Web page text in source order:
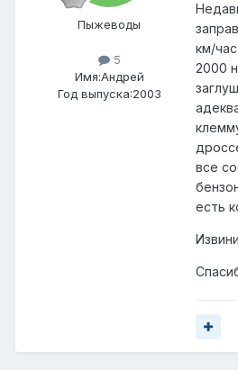
Пыжеводы
5
Имя:Андрей
Год выпуска:2003
км/
2000
все
есть